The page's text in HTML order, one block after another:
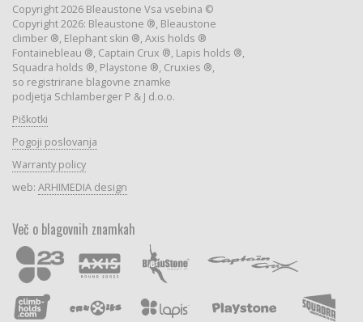
Copyright 2026 Bleaustone Vsa vsebina ©
Copyright 2026: Bleaustone ®, Bleaustone
climber ®, Elephant skin ®, Axis holds ®
Fontainebleau ®, Captain Crux ®, Lapis holds ®,
Squadra holds ®, Playstone ®, Cruxies ®,
so registrirane blagovne znamke
podjetja Schlamberger P & J d.o.o.
Piškotki
Pogoji poslovanja
Warranty policy
web: ARHIMEDIA design
Več o blagovnih znamkah